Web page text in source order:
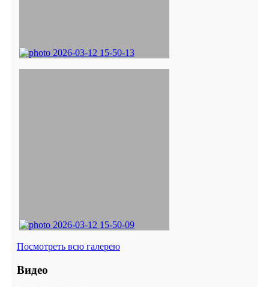
Посмотреть всю галерею
Видео